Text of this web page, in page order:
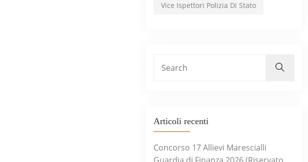
Vice Ispettori Polizia Di Stato
Articoli recenti
Concorso 17 Allievi Marescialli